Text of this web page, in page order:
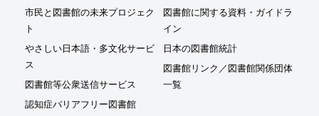
市民と図書館の未来プロジェク
ト
やさしい日本語・多文化サービ
ス
図書館等公衆送信サービス
認知症バリアフリー図書館
図書館に関する資料・ガイドラ
イン
日本の図書館統計
図書館リンク／図書館関係団体
一覧